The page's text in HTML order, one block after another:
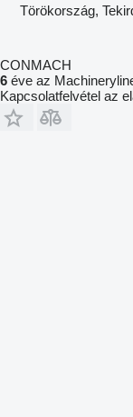
Törökország,
CONMACH
6 éve az
Kapcsolatfelvétel az